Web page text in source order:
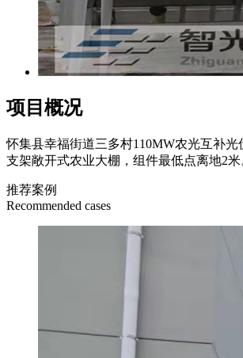
项目概况
怀集县幸福街道三多村110MW农光互补
支架敞开式农业大棚，组件最低点离地2
推荐案例
Recommended cases